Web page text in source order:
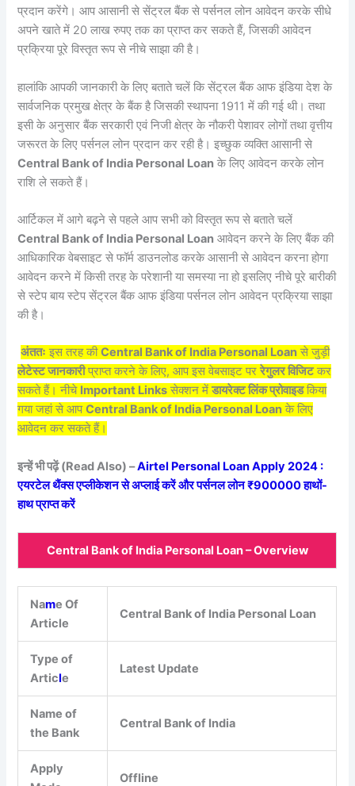
प्रदान करेंगे। आप आसानी से सेंट्रल बैंक से पर्सनल लोन आवेदन करके सीधे
अपने खाते में 20 लाख रुपए तक का प्राप्त कर सकते हैं, जिसकी आवेदन
प्रक्रिया पूरे विस्तृत रूप से नीचे साझा की है।
हालांकि आपकी जानकारी के लिए बताते चलें कि सेंट्रल बैंक आफ इंडिया देश के
सार्वजनिक प्रमुख क्षेत्र के बैंक है जिसकी स्थापना 1911 में की गई थी। तथा
इसी के अनुसार बैंक सरकारी एवं निजी क्षेत्र के नौकरी पेशावर लोगों तथा वृत्तीय
जरूरत के लिए पर्सनल लोन प्रदान कर रही है। इच्छुक व्यक्ति आसानी से
Central Bank of India Personal Loan के लिए आवेदन करके लोन
राशि ले सकते हैं।
आर्टिकल में आगे बढ़ने से पहले आप सभी को विस्तृत रूप से बताते चलें
Central Bank of India Personal Loan आवेदन करने के लिए बैंक की
आधिकारिक वेबसाइट से फॉर्म डाउनलोड करके आसानी से आवेदन करना होगा
आवेदन करने में किसी तरह के परेशानी या समस्या ना हो इसलिए नीचे पूरे बारीकी
से स्टेप बाय स्टेप सेंट्रल बैंक आफ इंडिया पर्सनल लोन आवेदन प्रक्रिया साझा
की है।
अंततः इस तरह कीCentral Bank of India Personal Loan से जुड़ी
लेटेस्ट जानकारीप्राप्त करने के लिए, आप इस वेबसाइट पररेगुलर विजिटकर
सकते हैं। नीचे Important Links सेक्शन मेंडायरेक्ट लिंक प्रोवाइडकिया
गया जहां से आपCentral Bank of India Personal Loan के लिए
आवेदन कर सकते हैं।
इन्हें भी पढ़ें (Read Also) –Airtel Personal Loan Apply 2024 :
एयरटेल थैंक्स एप्लीकेशन से अप्लाई करें और पर्सनल लोन ₹900000 हाथों-
हाथ प्राप्त करें
Central Bank of India Personal Loan – Overview
Name Of
Article
Central Bank of India Personal Loan
Type of
Article
Latest Update
Name of
the Bank
Central Bank of India
Apply
Offline